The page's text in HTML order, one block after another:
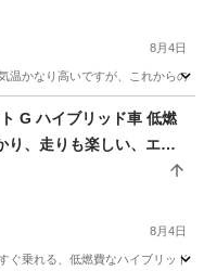
ビ☆バックモニター☆ET
ダー☆H.I.D☆荷室灯☆ク8月4日
温かなり高いですが、これから
G ハイブリッド車 低燃
り、走りも楽しい、エア
！》☆ホンダディーラー
検付き即乗り可！
8月4日
乗れる、低燃費なハイブリッド